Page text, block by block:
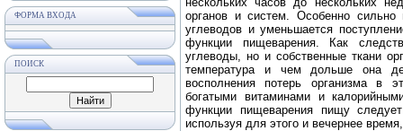
ФОРМА ВХОДА
ПОИСК
органов и систем. Особенно сильно
углеводов и уменьшается
функции пищеварения. Как
углеводы, но и собственные ткани
температура и чем дольше она
восполнения потерь организма в
богатыми витаминами и
функции пищеварения пищу
используя для этого и вечернее